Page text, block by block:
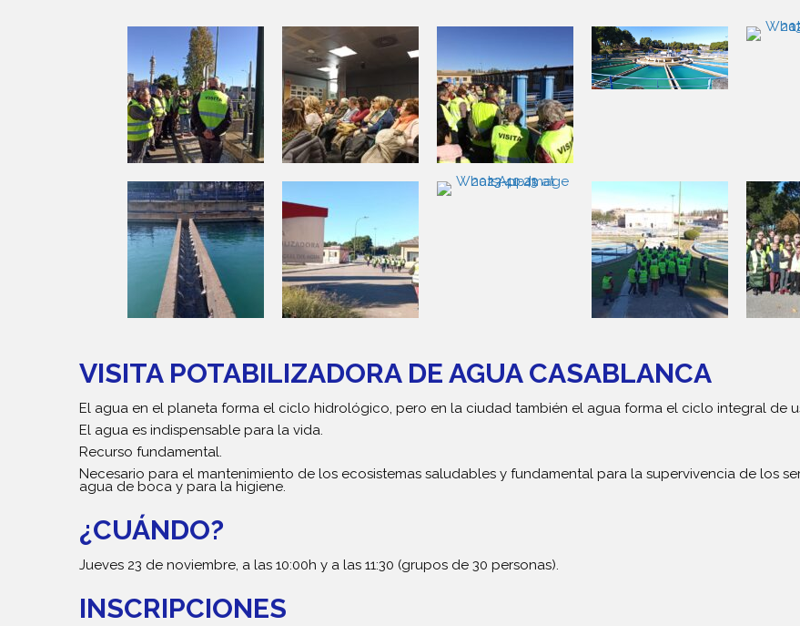
VISITA POTABILIZADORA DE AGUA CASABLANCA
El agua en el planeta forma el ciclo hidrológico, pero en la ciudad también el agua forma el ciclo integral de
El agua es indispensable para la vida.
Recurso fundamental.
Necesario para el mantenimiento de los ecosistemas saludables y fundamental para la supervivencia de los
agua de boca y para la higiene.
¿CUÁNDO?
Jueves 23 de noviembre, a las 10:00h y a las 11:30 (grupos de 30 personas).
INSCRIPCIONES